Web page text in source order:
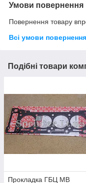
Умови повернення
Повернення товару
Всі умови повернення
Подібні товари
Прокладка ГБЦ MB